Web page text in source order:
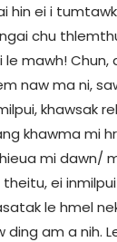
hin ei i
chu
mawh! Chun,
naw ma ni,
khawsak
khawma mi
mi dawn/
ei
le hmel
am a nih.